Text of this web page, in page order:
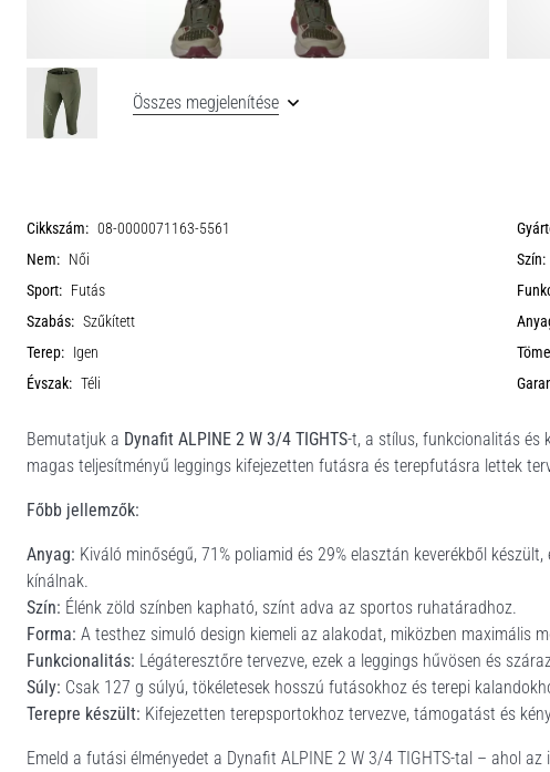
Összes megjelenítése
Cikkszám: 08-0000071163-5561
Nem: Női Szín:
Sport: Futás
Szabás: Szűkített
Terep: Igen
Évszak: Téli
Bemutatjuk a Dynafit ALPINE 2 W 3/4 TIGHTS-t, a stílus, funkcionalitás és
magas teljesítményű leggings kifejezetten futásra és terepfutásra lettek
Főbb jellemzők:
Anyag: Kiváló minőségű, 71% poliamid és 29% elasztán keverékből
kínálnak.
Szín: Élénk zöld színben kapható, színt adva az sportos ruhatáradhoz.
Forma: A testhez simuló design kiemeli az alakodat, miközben maximális
Funkcionalitás: Légáteresztőre tervezve, ezek a leggings hűvösen és
Súly: Csak 127 g súlyú, tökéletesek hosszú futásokhoz és terepi
Terepre készült: Kifejezetten terepsportokhoz tervezve, támogatást és
Emeld a futási élményedet a Dynafit ALPINE 2 W 3/4 TIGHTS-tal – ahol